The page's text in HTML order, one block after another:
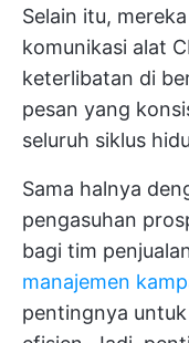
Selain itu,
komunikasi alat
keterlibatan di
pesan yang
seluruh siklus
Sama halnya
pengasuhan
bagi tim
manajemen
pentingnya